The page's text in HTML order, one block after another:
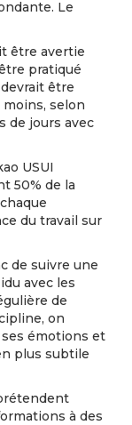
Le
être avertie
pratiqué
être
selon
de jours avec
USUI
50% de la
du travail sur
de suivre une
avec les
de
on
émotions et
plus subtile
à des